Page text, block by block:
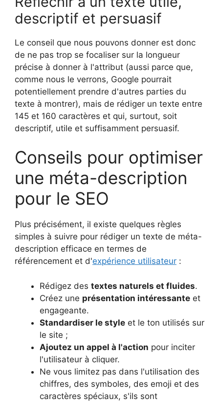
descriptif et persuasif
Le conseil que nous pouvons donner est donc
de ne pas trop se focaliser sur la longueur
précise à donner à l'attribut (aussi parce que,
comme nous le verrons, Google pourrait
potentiellement prendre d'autres parties du
texte à montrer), mais de rédiger un texte entre
145 et 160 caractères et qui, surtout, soit
descriptif, utile et suffisamment persuasif.
Conseils pour optimiser
une méta-description
pour le SEO
Plus précisément, il existe quelques règles
simples à suivre pour rédiger un texte de méta-
description efficace en termes de
référencement et d'expérience utilisateur :
Rédigez des textes naturels et fluides.
Créez une présentation intéressante et
engageante.
Standardiser le style et le ton utilisés sur
le site ;
Ajoutez un appel à l'action pour inciter
l'utilisateur à cliquer.
Ne vous limitez pas dans l'utilisation des
chiffres, des symboles, des emoji et des
caractères spéciaux, s'ils sont